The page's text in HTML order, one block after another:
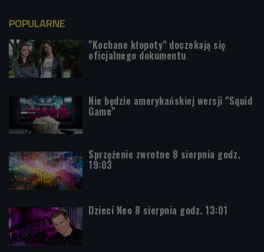
POPULARNE
"Kochane kłopoty" doczekają się
oficjalnego dokumentu
Nie będzie amerykańskiej wersji "Squid
Game"
Sprzężenie zwrotne 8 sierpnia godz.
19:03
Dzieci Neo 8 sierpnia godz. 13:01